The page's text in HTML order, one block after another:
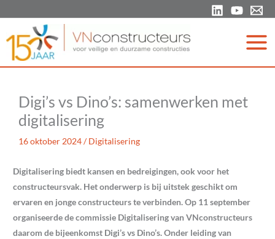
de
inhoud
Digi’s vs Dino’s: samenwerken met
digitalisering
16 oktober 2024/Digitalisering
Digitalisering biedt kansen en bedreigingen, ook voor het
constructeursvak. Het onderwerp is bij uitstek geschikt om
ervaren en jonge constructeurs te verbinden. Op 11 september
organiseerde de commissie Digitalisering van VNconstructeurs
daarom de bijeenkomst Digi’s vs Dino’s. Onder leiding van